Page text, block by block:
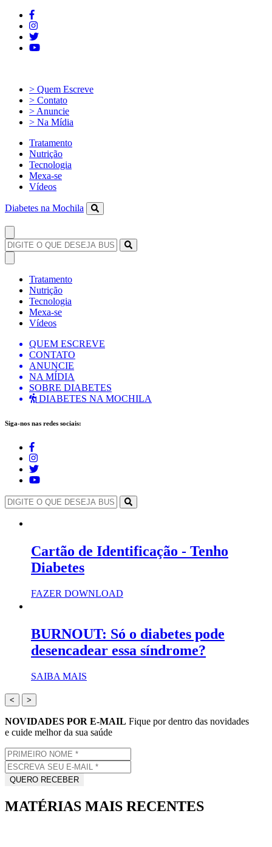
> Quem Escreve
> Contato
> Anuncie
> Na Mídia
Tratamento
Nutrição
Tecnologia
Mexa-se
Vídeos
Diabetes na Mochila
Tratamento
Nutrição
Tecnologia
Mexa-se
Vídeos
QUEM ESCREVE
CONTATO
ANUNCIE
NA MÍDIA
SOBRE DIABETES
DIABETES NA MOCHILA
Siga-nos nas redes sociais:
Cartão de Identificação - Tenho
Diabetes
FAZER DOWNLOAD
BURNOUT: Só o diabetes pode
desencadear essa síndrome?
SAIBA MAIS
< >
NOVIDADES POR E-MAIL Fique por dentro das novidades
e cuide melhor da sua saúde
MATÉRIAS MAIS RECENTES